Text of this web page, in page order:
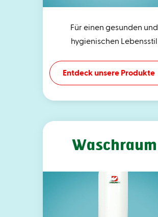
Für einen gesunden und
hygienischen Lebensstil
Entdeck unsere Produkte
Waschraum